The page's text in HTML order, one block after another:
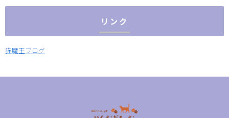
リンク
猫魔王ブログ